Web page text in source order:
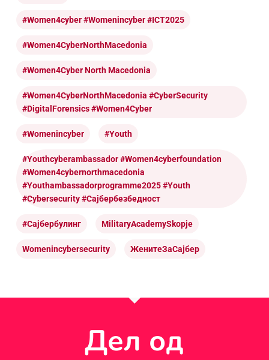
#women4cyber #womenincyber #ICT2025
#Women4CyberNorthMacedonia
#Women4Cyber North Macedonia
#Women4CyberNorthMacedonia #CyberSecurity
#DigitalForensics #Women4Cyber
#womenincyber #youth
#youthcyberambassador #women4cyberfoundation
#women4cybernorthmacedonia
#youthambassadorprogramme2025 #youth
#cybersecurity #сајбербезбедност
#Сајбербулинг MilitaryAcademySkopje
Womenincybersecurity ЖенитеЗаСајбер
Дел од